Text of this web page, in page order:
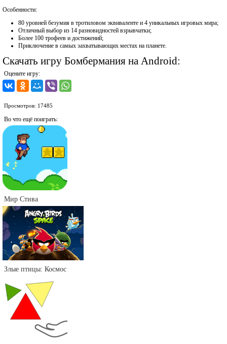
Особенности:
80 уровней безумия в тротиловом эквиваленте и 4 уникальных игровых мира;
Отличный выбор из 14 разновидностей взрывчатки;
Более 100 трофеев и достижений;
Приключение в самых захватывающих местах на планете.
Скачать игру Бомбермания на Android:
Оцените игру:
Просмотров: 17485
Во что ещё поиграть:
Мир Стива
Злые птицы: Космос